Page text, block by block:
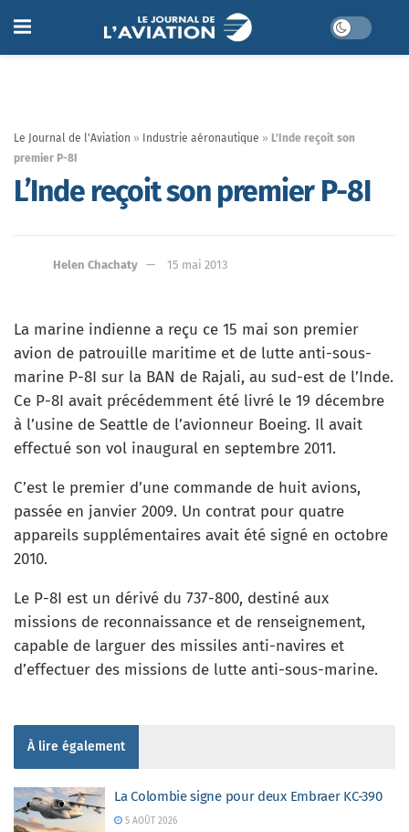
Le Journal de l'Aviation » Industrie aéronautique » L’Inde reçoit son
premier P-8I
L’Inde reçoit son premier P-8I
Helen Chachaty 15 mai 2013
La marine indienne a reçu ce 15 mai son premier
avion de patrouille maritime et de lutte anti-sous-
marine P-8I sur la BAN de Rajali, au sud-est de l’Inde.
Ce P-8I avait précédemment été livré le 19 décembre
à l’usine de Seattle de l’avionneur Boeing. Il avait
effectué son vol inaugural en septembre 2011.
C’est le premier d’une commande de huit avions,
passée en janvier 2009. Un contrat pour quatre
appareils supplémentaires avait été signé en octobre
2010.
Le P-8I est un dérivé du 737-800, destiné aux
missions de reconnaissance et de renseignement,
capable de larguer des missiles anti-navires et
d’effectuer des missions de lutte anti-sous-marine.
À lire également
La Colombie signe pour deux Embraer KC-390
5 AOÛT 2026